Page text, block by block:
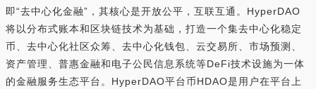
即“去中心化金融”，其核心是开放公平，互联互通。HyperDAO
将以分布式账本和区块链技术为基础，打造一个集去中心化稳定
币、去中心化社区众筹、去中心化钱包、云交易所、市场预测、
资产管理、普惠金融和电子公民信息系统等DeFi技术设施为一体
的金融服务生态平台。HyperDAO平台币HDAO是用户在平台上